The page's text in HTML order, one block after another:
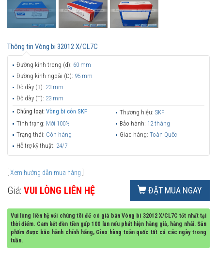
Thông tin Vòng bi 32012 X/CL7C
Đường kính trong (d): 60 mm
Đường kính ngoài (D): 95 mm
Độ dày (B): 23 mm
Độ dày (T): 23 mm
Chủng loại: Vòng bi côn SKF Thương hiệu: SKF
Tình trạng: Mới 100% Bảo hành: 12 tháng
Trạng thái: Còn hàng Giao hàng: Toàn Quốc
Hỗ trợ kỹ thuật: 24/7
Xem hướng dẫn mua hàng
Giá: VUI LÒNG LIÊN HỆ ĐẶT MUA NGAY
Vui lòng liên hệ với chúng tôi để có giá bán Vòng bi 32012 X/CL7C tốt nhất tại
thời điểm. Cam kết đền tiền gấp 100 lần nếu phát hiện hàng giả, hàng nhái. Sản
phẩm được bảo hành chính hãng, Giao hàng toàn quốc tất cả các ngày trong
tuần.